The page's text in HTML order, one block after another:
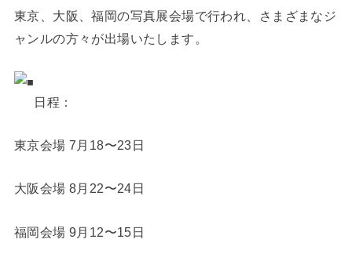
東京、大阪、福岡の写真展会場で行われ、さまざまなジ
ャンルの方々が出場いたします。
日程：
東京会場 7月18〜23日
大阪会場 8月22〜24日
福岡会場 9月12〜15日